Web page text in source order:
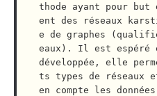
thode ayant pour but
ent des réseaux
e de graphes
eaux). Il est espéré
développée, elle
ts types de réseaux
en compte les